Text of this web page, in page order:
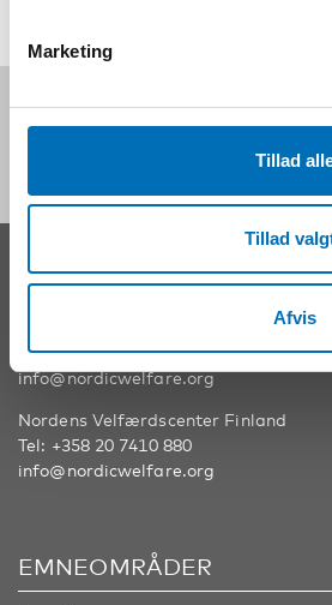
Marketing
Tillad
Tillad
Afvis
Følg os på sociale
KONTAKT
Nordens Velfærdscenter Sverige
Tel:+46 8 545 536 00
info@nordicwelfare.org
Nordens Velfærdscenter Finland
Tel: +358 20 7410 880
info@nordicwelfare.org
EMNEOMRÅDER